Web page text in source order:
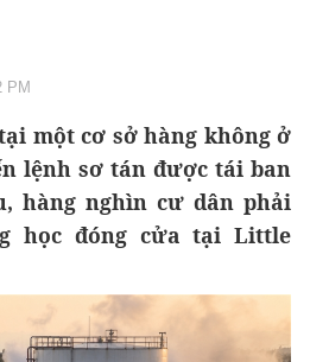
PM
một cơ sở hàng không ở
lệnh sơ tán được tái ban
hàng nghìn cư dân phải
học đóng cửa tại Little